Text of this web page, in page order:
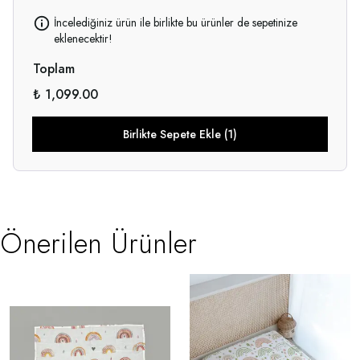
İncelediğiniz ürün ile birlikte bu ürünler de sepetinize
eklenecektir!
Toplam
₺ 1,099.00
Birlikte Sepete Ekle (1)
Önerilen Ürünler